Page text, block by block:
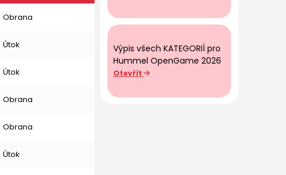
Obrana
Útok
Útok
Obrana
Obrana
Útok
Výpis všech KATEGORIÍ pro
Hummel OpenGame 2026
Otevřít